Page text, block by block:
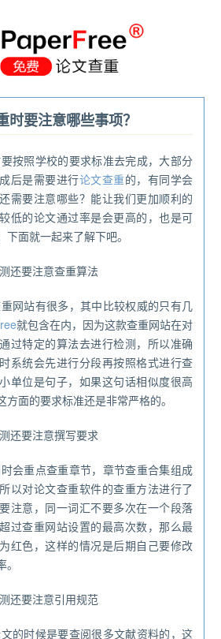
时要注意哪些事项？
按照学校的要求标准去完成，大部分
后是需要进行论文查重的，有同学会
需要注意哪些？能让我们更加顺利的
低的论文通过率是会更高的，也是可
面就一起来了解下吧。
还要注意查重算法
网站有很多，其中比较权威的只有几
就包含在内，因为这款查重网站在对
过特定的算法去进行检测，所以准确
系统会先进行分段再按照格式进行查
单位是句子，如果这句话相似度很高
面的要求标准还是非常严格的。
还要注意撰写要求
会重点查重章节，章节查重合集组成
以对论文查重软件的查重方法进行了
注意，同一词汇不要多次在一个段落
过查重网站设置的最高次数，那么最
红色，这样的情况是后期自己要修改
还要注意引用规范
的时候是要查阅很多文献资料的，这